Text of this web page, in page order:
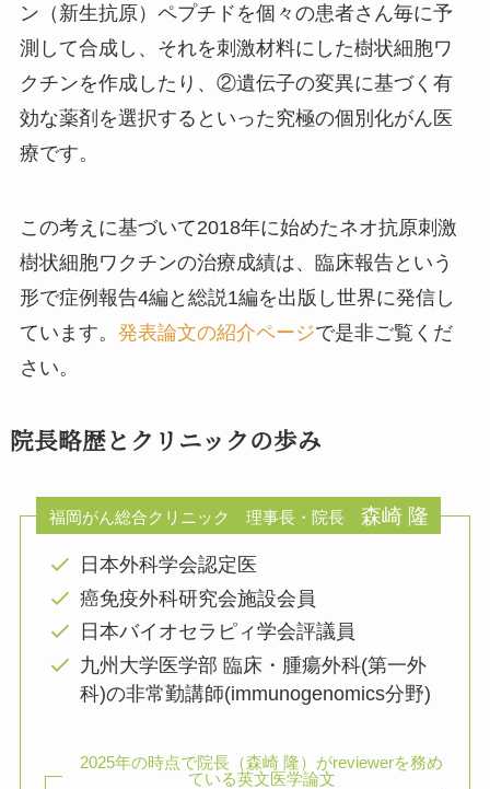
ン（新生抗原）ペプチドを個々の患者さん毎に予
測して合成し、それを刺激材料にした樹状細胞ワ
クチンを作成したり、②遺伝子の変異に基づく有
効な薬剤を選択するといった究極の個別化がん医
療です。
この考えに基づいて2018年に始めたネオ抗原刺激
樹状細胞ワクチンの治療成績は、臨床報告という
形で症例報告4編と総説1編を出版し世界に発信し
ています。 発表論文の紹介ページで是非ご覧くだ
さい。
院長略歴とクリニックの歩み
福岡がん総合クリニック 理事長・院長 森崎 隆
日本外科学会認定医
癌免疫外科研究会施設会員
日本バイオセラピィ学会評議員
九州大学医学部 臨床・腫瘍外科(第一外
科)の非常勤講師(immunogenomics分野)
2025年の時点で院長（森崎 隆）がreviewerを務め
ている英文医学論文